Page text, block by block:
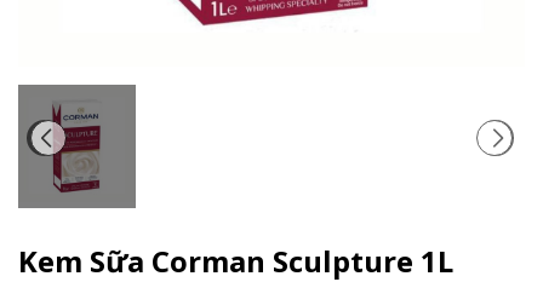
Kem Sữa Corman Sculpture 1L